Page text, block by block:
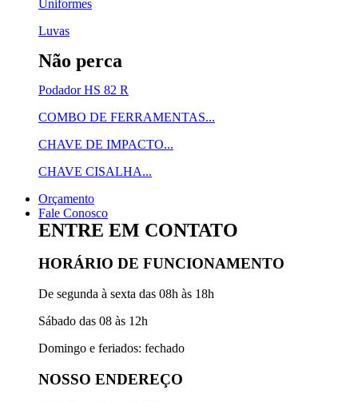
Uniformes
Luvas
Não perca
Podador HS 82 R
COMBO DE FERRAMENTAS...
CHAVE DE IMPACTO...
CHAVE CISALHA...
Orçamento
Fale Conosco
ENTRE EM CONTATO
HORÁRIO DE FUNCIONAMENTO
De segunda à sexta das 08h às 18h
Sábado das 08 às 12h
Domingo e feriados: fechado
NOSSO ENDEREÇO